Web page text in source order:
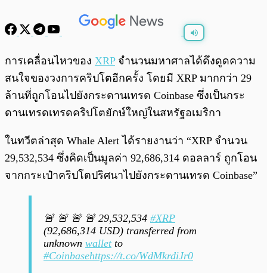
พร้อมเล่น 0:00
การเคลื่อนไหวของ XRPจำนวนมหาศาลได้ดึงดูดความ
สนใจของวงการคริปโตอีกครั้ง โดยมี XRP มากกว่า 29
ล้านที่ถูกโอนไปยังกระดานเทรด Coinbase ซึ่งเป็นกระ
ดานเทรดเทรดคริปโตยักษ์ใหญ่ในสหรัฐอเมริกา
ในทวีตล่าสุด Whale Alert ได้รายงานว่า “XRP จำนวน
29,532,534 ซึ่งคิดเป็นมูลค่า 92,686,314 ดอลลาร์ ถูกโอน
จากกระเป๋าคริปโตปริศนาไปยังกระดานเทรด Coinbase”
🚨 🚨 🚨 🚨 29,532,534 #XRP
(92,686,314 USD) transferred from
unknown walletto
#Coinbasehttps://t.co/WdMkrdiJr0